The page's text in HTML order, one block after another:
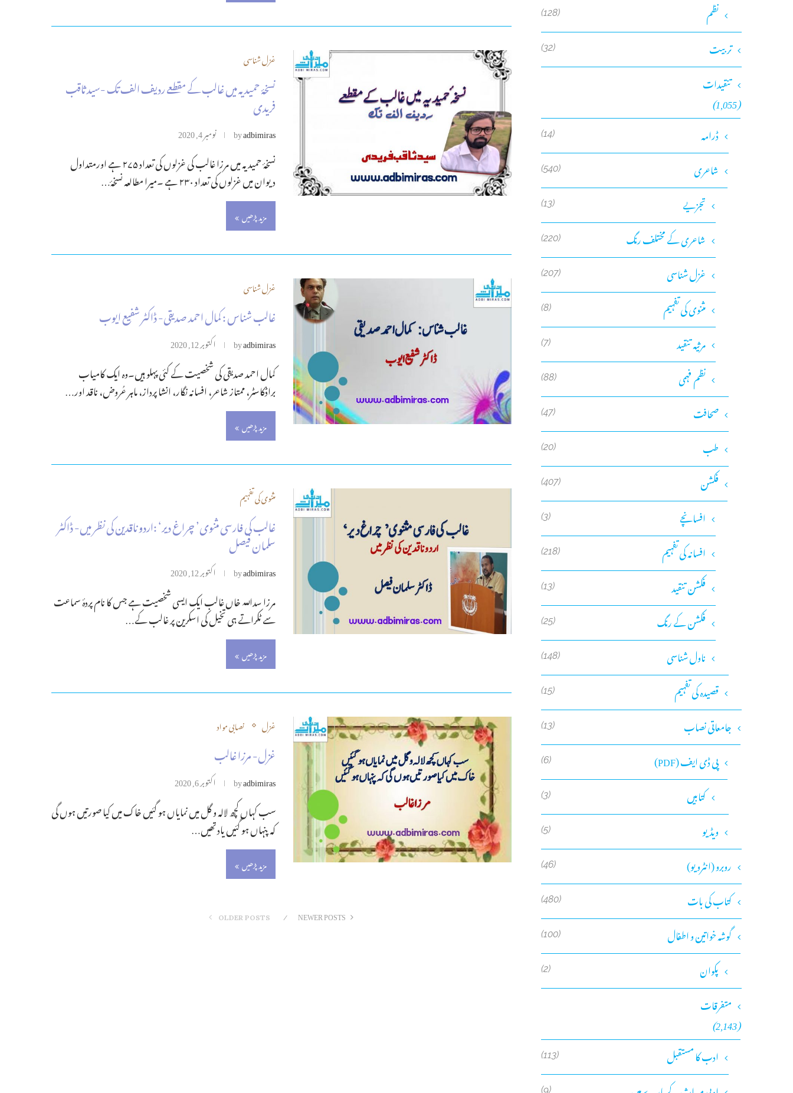
غزل شناسی
نسخۂ حمیدیہ میں غالب کے مقطعے ردیف الف تک -سید ثاقب
فریدی
byadbimiras نومبر 4, 2020
نسخۂ حمیدیہ میں مرزا غالب کی غزلوں کی تعداد ۲۷۵ ہے اورمتداول
دیوان میں غزلوں کی تعداد ۲۳۰ ہے ۔میرا مطالعہ نسخۂ…
مزید پڑھیں
غزل شناسی
غالب شناس : کمال احمد صدیقی- ڈاکٹر شفیع ایوب
byadbimiras اکتوبر 12, 2020
کمال احمد صدیقی کی شخصیت کے کئی پہلو ہیں۔وہ ایک کامیاب
براڈکاسٹر، ممتاز شاعر، افسانہ نگار، انشا پرداز، ماہر عُروض، ناقد اور…
مزید پڑھیں
مثنوی کی تفہیم
غالب کی فارسی مثنوی’ چراغ دیر‘ :اردو ناقدین کی نظر میں- ڈاکٹر
سلمان فیصل
byadbimiras اکتوبر 12, 2020
مرزا سداللہ خاں غالب ایک ایسی شخصیت ہے جس کا نام پردۂ سماعت
سے ٹکراتے ہی تخیل کی اسکرین پر غالب کے…
مزید پڑھیں
غزل نصابی مواد
غزل- مرزا غالب
byadbimiras اکتوبر 6, 2020
سب کہاں کچھ لالہ و گل میں نمایاں ہو گئیں خاک میں کیا صورتیں ہوں گی
کہ پنہاں ہو گئیں یاد تھیں…
مزید پڑھیں
NEWER POSTS
OLDER POSTS
نظم (128)
تربیت (32)
تنقیدات
(1,055)
ڈرامہ
(14)
شاعری (540)
تجزیے (13)
شاعری کے مختلف رنگ (220)
غزل شناسی (207)
مثنوی کی تفہیم (8)
مرثیہ تنقید (7)
نظم فہمی (88)
صحافت (47)
طب (20)
فکشن (407)
افسانچے (3)
افسانہ کی تفہیم (218)
فکشن تنقید (13)
فکشن کے رنگ (25)
ناول شناسی (148)
قصیدہ کی تفہیم (15)
جامعاتی نصاب (13)
پی ڈی ایف (PDF) (6)
کتابیں (3)
ویڈیو (5)
روبرو (انٹرویو) (46)
کتاب کی بات (480)
گوشہ خواتین و اطفال (100)
پکوان (2)
متفرقات
(2,143)
ادب کا مستقبل
(113)
(9)